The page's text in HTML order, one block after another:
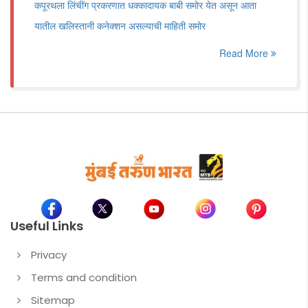
कपूरथला लिंचींग प्रकरणात धक्कादायक बाबी समोर येत असून आता
यातील खलिस्तानी कनेक्शन असल्याची माहिती समोर
Read More
Useful Links
Privacy
Terms and condition
Sitemap